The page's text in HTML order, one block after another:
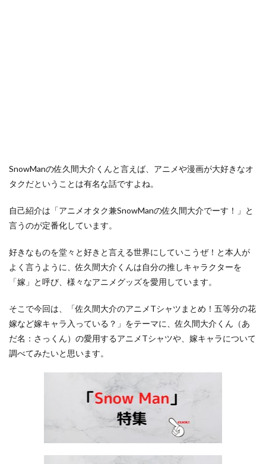
SnowManの佐久間大介くんと言えば、アニメや漫画が大好きなオ
タクだということは有名な話ですよね。
自己紹介は「アニメオタク兼SnowManの佐久間大介でーす！」と
言うのが定番化しています。
好きなものを堂々と好きと言える世界にしていこうぜ！と本人が
よく言うように、佐久間大介くんは自分の推しキャラクターを
「嫁」と呼び、様々なアニメグッズを愛用しています。
そこで今回は、「佐久間大介のアニメTシャツまとめ！五等分の花
嫁など嫁キャラ入っている？」をテーマに、佐久間大介くん（あ
だ名：さっくん）の愛用するアニメTシャツや、嫁キャラについて
調べてみたいと思います。